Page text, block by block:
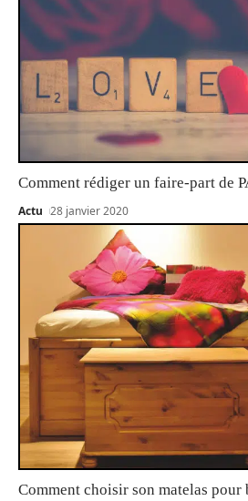
Comment rédiger un faire-part de
Actu 28 janvier 2020
Comment choisir son matelas